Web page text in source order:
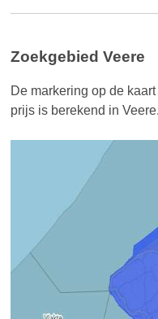
Zoekgebied Veere
De markering op de
prijs is berekend in Veere.